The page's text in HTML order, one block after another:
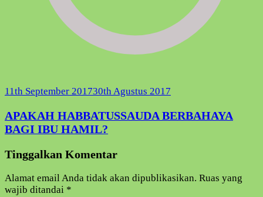
11th September 201730th Agustus 2017
APAKAH HABBATUSSAUDA BERBAHAYA
BAGI IBU HAMIL?
Tinggalkan Komentar
Alamat email Anda tidak akan dipublikasikan. Ruas yang
wajib ditandai *